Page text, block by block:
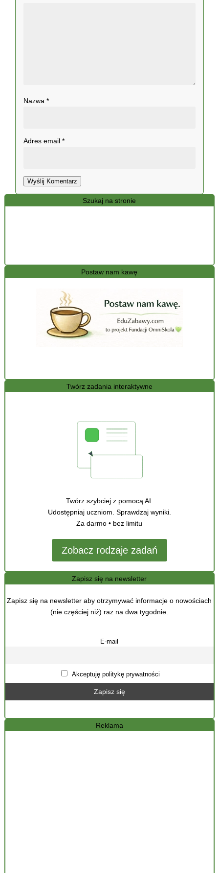
Szukaj na stronie
Postaw nam kawę
Twórz zadania interaktywne
Twórz szybciej z pomocą AI.
Udostępniaj uczniom. Sprawdzaj wyniki.
Za darmo • bez limitu
Zobacz rodzaje zadań
Zapisz się na newsletter
Zapisz się na newsletter aby otrzymywać informacje o nowościach
(nie częściej niż) raz na dwa tygodnie.
E-mail
Akceptuję politykę prywatności
Reklama
Nazwa*
Adres email*
Wyślij Komentarz